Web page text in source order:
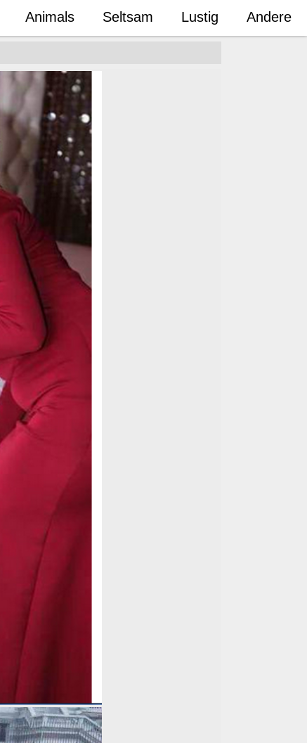
Animals Seltsam Lustig Andere